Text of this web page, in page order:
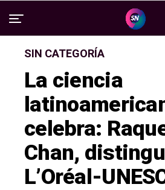
SIN CATEGORÍA
La ciencia
celebra:
Chan,
L’Oréal-